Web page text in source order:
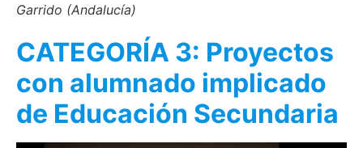
Garrido (Andalucía)
CATEGORÍA 3: Proyectos
con alumnado implicado
de Educación Secundaria